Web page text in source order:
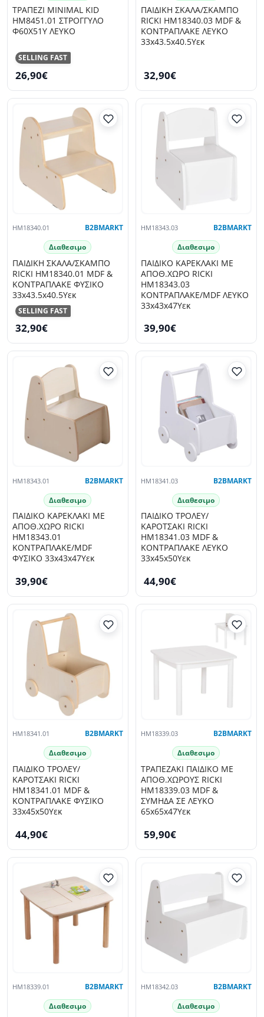
SELLING FAST
ΤΡΑΠΕΖΙ MINIMAL KID
HM8451.01 ΣΤΡΟΓΓYΛΟ
Φ60X51Υ ΛΕΥΚΟ
26,90€
ΠΑΙΔΙΚΗ ΣΚΑΛΑ/ΣΚΑΜΠΟ
RICKI HM18340.03 MDF &
ΚΟΝΤΡΑΠΛΑΚΕ ΛΕΥΚΟ
33x43.5x40.5Υεκ
32,90€
SELLING FAST
HM18340.01 B2BMARKT
Διαθεσιμο
ΠΑΙΔΙΚΗ ΣΚΑΛΑ/ΣΚΑΜΠΟ
RICKI HM18340.01 MDF &
ΚΟΝΤΡΑΠΛΑΚΕ ΦΥΣΙΚΟ
33x43.5x40.5Υεκ
32,90€
HM18343.03 B2BMARKT
Διαθεσιμο
ΠΑΙΔΙΚΟ ΚΑΡΕΚΛΑΚΙ ΜΕ
ΑΠΟΘ.ΧΩΡΟ RICKI
HM18343.03
ΚΟΝΤΡΑΠΛΑΚΕ/MDF ΛΕΥΚΟ
33x43x47Υεκ
39,90€
HM18343.01 B2BMARKT
Διαθεσιμο
ΠΑΙΔΙΚΟ ΚΑΡΕΚΛΑΚΙ ΜΕ
ΑΠΟΘ.ΧΩΡΟ RICKI
HM18343.01
ΚΟΝΤΡΑΠΛΑΚΕ/MDF
ΦΥΣΙΚΟ 33x43x47Υεκ
39,90€
HM18341.03 B2BMARKT
Διαθεσιμο
ΠΑΙΔΙΚΟ ΤΡΟΛΕΥ/
ΚΑΡΟΤΣΑΚΙ RICKI
HM18341.03 MDF &
ΚΟΝΤΡΑΠΛΑΚΕ ΛΕΥΚΟ
33x45x50Υεκ
44,90€
HM18341.01 B2BMARKT
Διαθεσιμο
ΠΑΙΔΙΚΟ ΤΡΟΛΕΥ/
ΚΑΡΟΤΣΑΚΙ RICKI
HM18341.01 MDF &
ΚΟΝΤΡΑΠΛΑΚΕ ΦΥΣΙΚΟ
33x45x50Υεκ
44,90€
HM18339.03 B2BMARKT
Διαθεσιμο
ΤΡΑΠΕΖΑΚΙ ΠΑΙΔΙΚΟ ΜΕ
ΑΠΟΘ.ΧΩΡΟΥΣ RICKI
HM18339.03 MDF &
ΣΥΜΗΔΑ ΣΕ ΛΕΥΚΟ
65x65x47Υεκ
59,90€
HM18339.01 B2BMARKT
Διαθεσιμο
HM18342.03 B2BMARKT
Διαθεσιμο